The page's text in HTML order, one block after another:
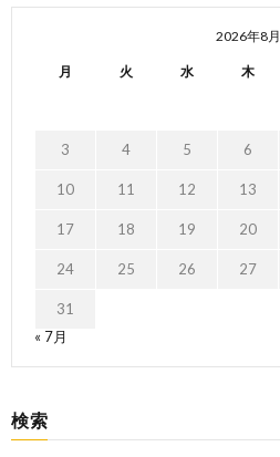
2026年8月
月 火 水 木
3 4 5 6
10 11 12 13
17 18 19 20
24 25 26 27
31
« 7月
検索